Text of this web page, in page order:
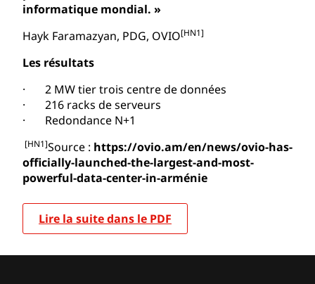
informatique mondial. »
Hayk Faramazyan, PDG, OVIO[HN1]
Les résultats
· 2 MW tier trois centre de données
· 216 racks de serveurs
· Redondance N+1
[HN1]Source : https://ovio.am/en/news/ovio-has-
officially-launched-the-largest-and-most-
powerful-data-center-in-arménie
Lire la suite dans le PDF